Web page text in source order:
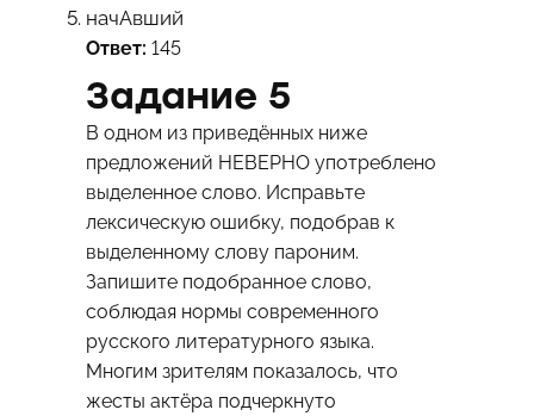
начАвший
Ответ: 145
Задание 5
В одном из приведённых ниже
предложений НЕВЕРНО употреблено
выделенное слово. Исправьте
лексическую ошибку, подобрав к
выделенному слову пароним.
Запишите подобранное слово,
соблюдая нормы современного
русского литературного языка.
Многим зрителям показалось, что
жесты актёра подчеркнуто